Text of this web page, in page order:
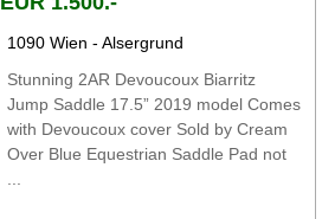
1090 Wien - Alsergrund
Stunning 2AR Devoucoux Biarritz
Jump Saddle 17.5” 2019 model Comes
with Devoucoux cover Sold by Cream
Over Blue Equestrian Saddle Pad not